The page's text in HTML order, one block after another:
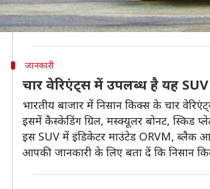
बता दें कि इस दिवाली निसान किक्स
शामिल है।
जानकारी
चार वेरिएंट्स में उपलब्ध है यह SUV
भारतीय बाजार में निसान किक्स के चार
इसमें कैस्केडिंग ग्रिल, मस्क्यूलर बोनट, स्किड
इस SUV में इंडिकेटर माउंटेड ORVM, ब्लैक
आपकी जानकारी के लिए बता दें कि निसान